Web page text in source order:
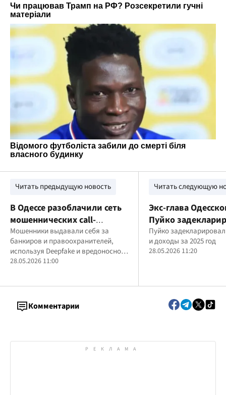
Читать предыдущую новость
В Одессе разоблачили сеть
мошеннических call-
центров, которые обманули
граждан Казахстана на
миллионы
Мошенники выдавали себя за
банкиров и правоохранителей,
используя Deepfake и вредоносное
ПО для доступа к счетам жертв
28.05.2026 11:00
Читать следующую
Экс-глава
Пуйко
BMW X5, землю и
грн наличными
Пуйко
и доходы за 2025 год
28.05.2026 11:20
Комментарии